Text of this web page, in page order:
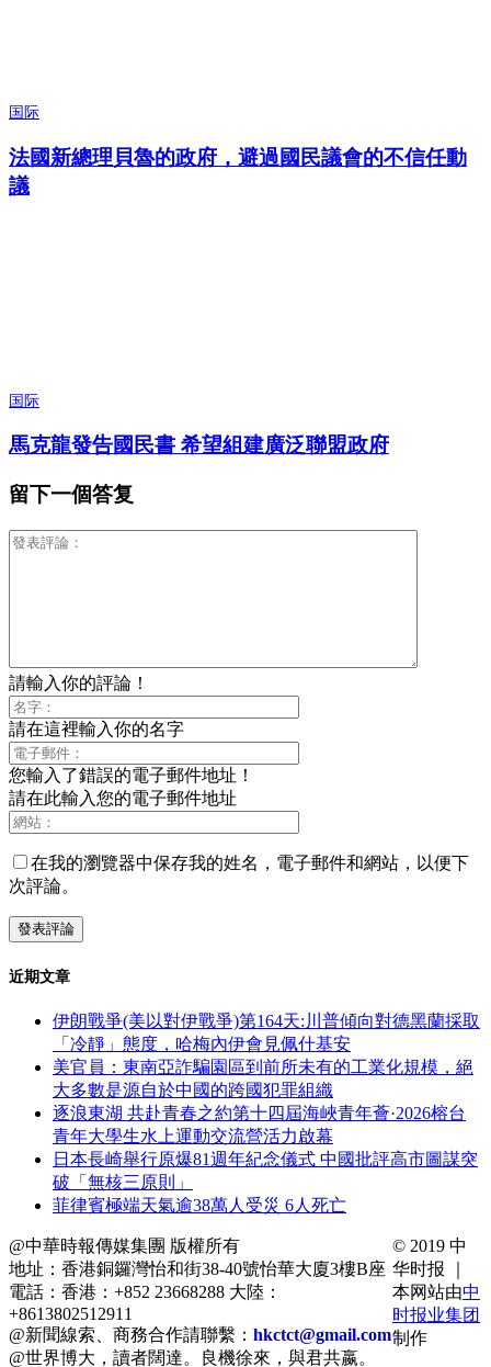
国际
法國新總理貝魯的政府，避過國民議會的不信任動
議
国际
馬克龍發告國民書 希望組建廣泛聯盟政府
留下一個答复
請輸入你的評論！
請在這裡輸入你的名字
您輸入了錯誤的電子郵件地址！
請在此輸入您的電子郵件地址
在我的瀏覽器中保存我的姓名，電子郵件和網站，以便下
次評論。
近期文章
伊朗戰爭(美以對伊戰爭)第164天:川普傾向對德黑蘭採取
「冷靜」態度，哈梅內伊會見佩什基安
美官員：東南亞詐騙園區到前所未有的工業化規模，絕
大多數是源自於中國的跨國犯罪組織
逐浪東湖 共赴青春之約第十四屆海峽青年薈·2026榕台
青年大學生水上運動交流營活力啟幕
日本長崎舉行原爆81週年紀念儀式 中國批評高市圖謀突
破「無核三原則」
菲律賓極端天氣逾38萬人受災 6人死亡
@中華時報傳媒集團 版權所有
地址：香港銅鑼灣怡和街38-40號怡華大廈3樓B座
電話：香港：+852 23668288 大陸：
+8613802512911
@新聞線索、商務合作請聯繫： hkctct@gmail.com
@世界博大，讀者闊達。良機徐來，與君共嬴。
© 2019 中
华时报 ｜
本网站由中
时报业集团
制作